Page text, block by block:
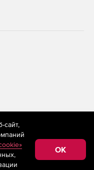
применяются
технологии
сбора,
к
сайт,
OK